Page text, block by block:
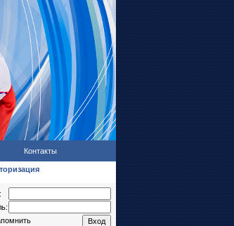
Контакты